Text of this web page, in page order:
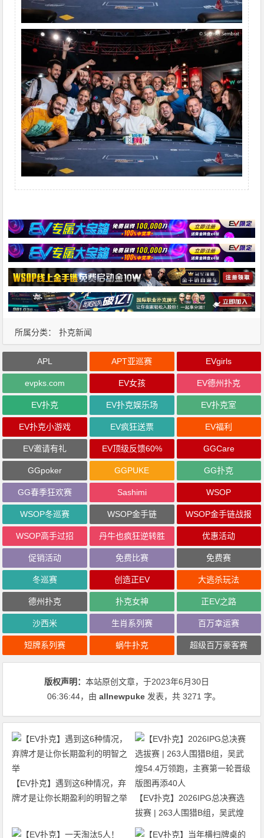
所属分类： 扑克新闻
APL APT亚巡赛 EVgirls
evpks.com EV女孩 EV德州扑克
EV扑克 EV扑克娱乐场 EV扑克室
EV扑克小游戏 EV疯狂送票 EV福利
EV邀请有礼 EV顶级反馈60% GGCare
GGpoker GGPUKE GG扑克
GG春季狂欢赛 Sashimi WSOP
WSOP冬巡赛 WSOP金手链 WSOP金手链战报
WSOP高手过招 丹牛也疯狂逆转胜 优惠活动
促销活动 免费比赛 免费赛
冬巡赛 创造正EV 大逃杀玩法
德州扑克 扑克女神 正EV之路
沙西米 生肖系列赛 百万幸运赛
短牌系列赛 蜗牛扑克 超级百万豪客赛
版权声明：本站原创文章，于2023年6月30日
06:36:44，由allnewpuke 发表，共 3271 字。
【EV扑克】遇到这6种情况，弃
牌才是让你长期盈利的明智之举
【EV扑克】2026IPG总决赛选
拔赛 | 263人围猎B组，吴武煌
54.4万领跑，主赛第一轮晋级版